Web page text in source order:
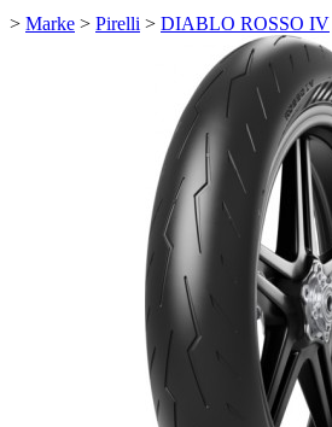
> Marke > Pirelli > DIABLO ROSSO IV